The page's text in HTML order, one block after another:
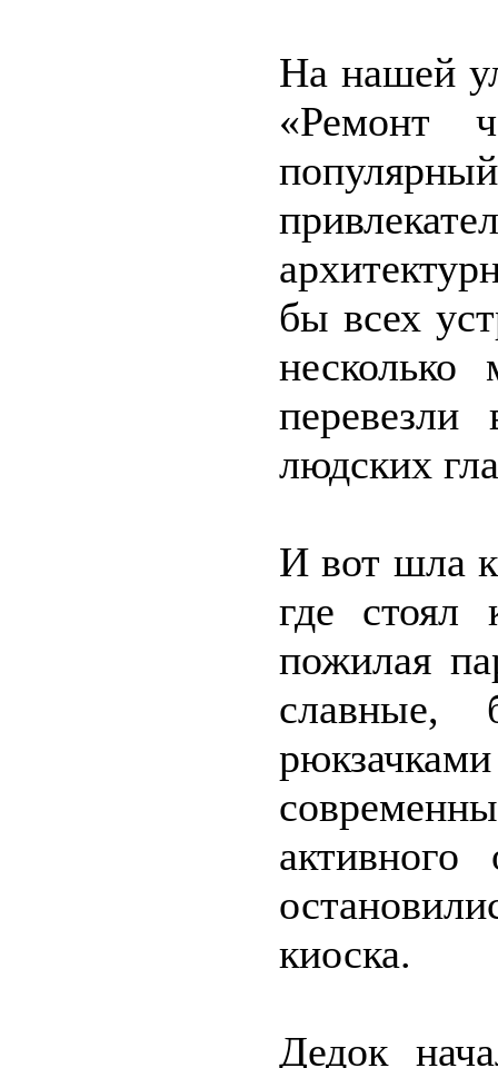
На нашей
«Ремонт
бы всех
несколько
людских
И вот шла
где стоял
пожилая
славные,
киоска.
Дедок